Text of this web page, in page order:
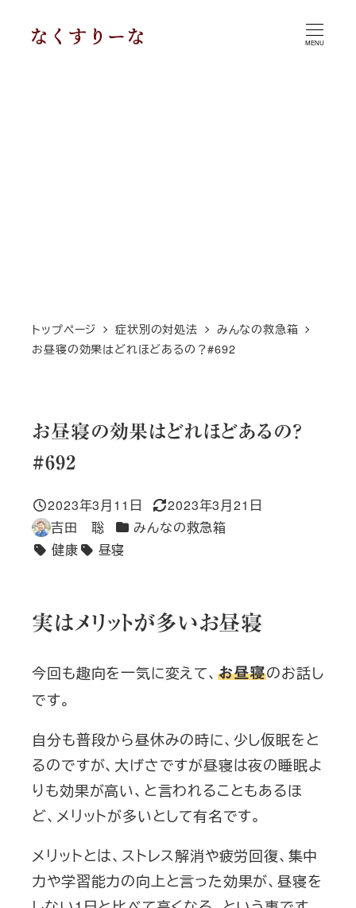
MENU
トップページ 症状別の対処法
みんなの救急箱
お昼寝の効果はどれほどあるの？#692
お昼寝の効果はどれほどあるの？
#692
投稿日
2023年3月11日
更新日
2023年3月21日
著
者
吉田 聡 カテゴリー
みんなの救急箱
タグ
健康 昼寝
実はメリットが多いお昼寝
今回も趣向を一気に変えて、 お昼寝のお話し
です。
自分も普段から昼休みの時に、少し仮眠をと
るのですが、大げさですが昼寝は夜の睡眠よ
りも効果が高い、と言われることもあるほ
ど、メリットが多いとして有名です。
メリットとは、ストレス解消や疲労回復、集中
力や学習能力の向上と言った効果が、昼寝を